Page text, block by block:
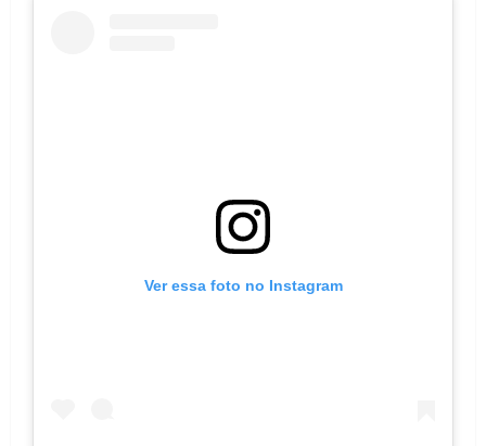
Ver essa foto no Instagram